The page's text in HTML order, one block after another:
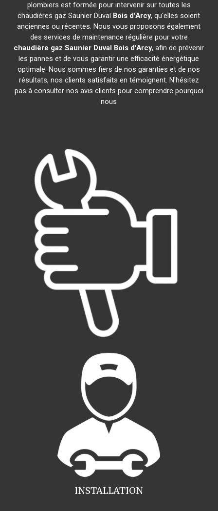
plombiers est formée pour intervenir sur toutes les
chaudières gaz Saunier Duval Bois d'Arcy, qu'elles soient
anciennes ou récentes. Nous vous proposons également
des services de maintenance régulière pour votre
chaudière gaz Saunier Duval Bois d'Arcy, afin de prévenir
les pannes et de vous garantir une efficacité énergétique
optimale. Nous sommes fiers de nos garanties et de nos
résultats, nos clients satisfaits en témoignent. N'hésitez
pas à consulter nos avis clients pour comprendre pourquoi
nous
INSTALLATION